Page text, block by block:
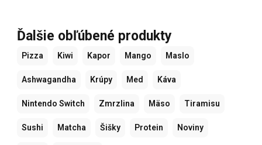
Ďalšie obľúbené produkty
Pizza Kiwi Kapor Mango Maslo
Ashwagandha Krúpy Med Káva
Nintendo Switch Zmrzlina Mäso Tiramisu
Sushi Matcha Šišky Protein Noviny